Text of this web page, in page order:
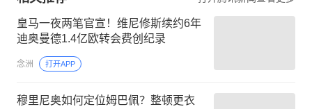
皇马一夜两笔官宣！维尼修斯续约6年
迪奥曼德1.4亿欧转会费创纪录
念洲 打开APP
穆里尼奥如何定位姆巴佩？整顿更衣